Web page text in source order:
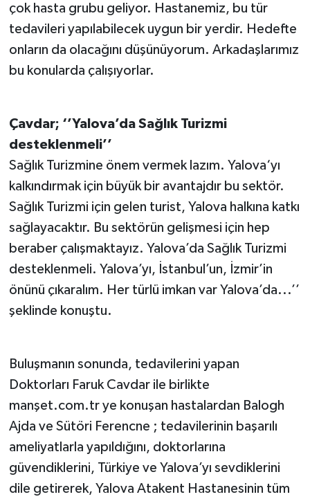
çok hasta grubu geliyor. Hastanemiz, bu tür
tedavileri yapılabilecek uygun bir yerdir. Hedefte
onların da olacağını düşünüyorum. Arkadaşlarımız
bu konularda çalışıyorlar.
Çavdar; ‘’Yalova’da Sağlık Turizmi
desteklenmeli’’
Sağlık Turizmine önem vermek lazım. Yalova‘yı
kalkındırmak için büyük bir avantajdır bu sektör.
Sağlık Turizmi için gelen turist, Yalova halkına katkı
sağlayacaktır. Bu sektörün gelişmesi için hep
beraber çalışmaktayız. Yalova’da Sağlık Turizmi
desteklenmeli. Yalova’yı, İstanbul’un, İzmir’in
önünü çıkaralım. Her türlü imkan var Yalova’da...’’
şeklinde konuştu.
Buluşmanın sonunda, tedavilerini yapan
Doktorları Faruk Cavdar ile birlikte
manşet.com.tr ye konuşan hastalardan Balogh
Ajda ve Sütöri Ferencne ; tedavilerinin başarılı
ameliyatlarla yapıldığını, doktorlarına
güvendiklerini, Türkiye ve Yalova’yı sevdiklerini
dile getirerek, Yalova Atakent Hastanesinin tüm